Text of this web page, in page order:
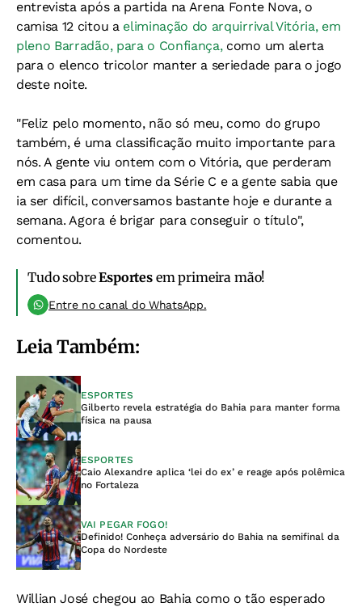
entrevista após a partida na Arena Fonte Nova, o
camisa 12 citou a eliminação do arquirrival Vitória, em
pleno Barradão, para o Confiança, como um alerta
para o elenco tricolor manter a seriedade para o jogo
deste noite.
"Feliz pelo momento, não só meu, como do grupo
também, é uma classificação muito importante para
nós. A gente viu ontem com o Vitória, que perderam
em casa para um time da Série C e a gente sabia que
ia ser difícil, conversamos bastante hoje e durante a
semana. Agora é brigar para conseguir o título",
comentou.
Tudo sobreEsportesem primeira mão!
Entre no canal do WhatsApp.
Leia Também:
ESPORTES
Gilberto revela estratégia do Bahia para manter forma
física na pausa
ESPORTES
Caio Alexandre aplica ‘lei do ex’ e reage após polêmica
no Fortaleza
VAI PEGAR FOGO!
Definido! Conheça adversário do Bahia na semifinal da
Copa do Nordeste
Willian José chegou ao Bahia como o tão esperado